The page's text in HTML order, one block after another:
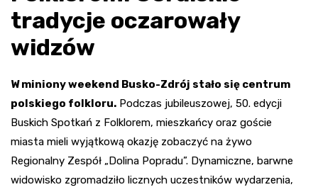
tradycje oczarowały
widzów
W miniony weekend Busko-Zdrój stało się centrum
polskiego folkloru. Podczas jubileuszowej, 50. edycji
Buskich Spotkań z Folklorem, mieszkańcy oraz goście
miasta mieli wyjątkową okazję zobaczyć na żywo
Regionalny Zespół „Dolina Popradu”. Dynamiczne, barwne
widowisko zgromadziło licznych uczestników wydarzenia,